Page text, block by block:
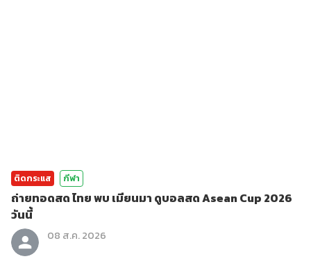
ติดกระแส กีฬา
ถ่ายทอดสด ไทย พบ เมียนมา ดูบอลสด Asean Cup 2026
วันนี้
08 ส.ค. 2026